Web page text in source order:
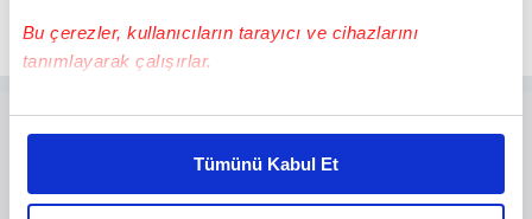
Bu çerezler, kullanıcıların tarayıcı ve cihazlarını
tanımlayarak çalışırlar.
Bu çerezlere izin vermeniz halinde sizlere özel
daha iyi reklam deneyimi yaşatabiliriz. Bunu yaparken
amacımızın size daha iyi bir reklam deneyimi sunmak
Tümünü Kabul Et